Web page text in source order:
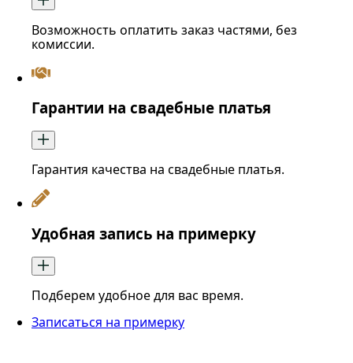
Возможность оплатить заказ частями, без
комиссии.
Гарантии на свадебные платья
Гарантия качества на свадебные платья.
Удобная запись на примерку
Подберем удобное для вас время.
Записаться на примерку